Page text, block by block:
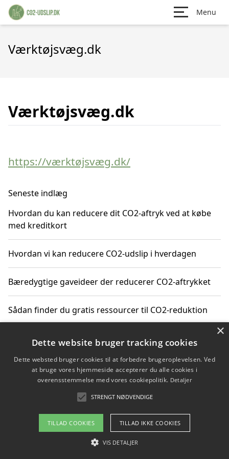
Menu
Værktøjsvæg.dk
Værktøjsvæg.dk
https://værktøjsvæg.dk/
Seneste indlæg
Hvordan du kan reducere dit CO2-aftryk ved at købe
med kreditkort
Hvordan vi kan reducere CO2-udslip i hverdagen
Bæredygtige gaveideer der reducerer CO2-aftrykket
Sådan finder du gratis ressourcer til CO2-reduktion
Hvordan gadgets til hjemmet kan reducere CO2-udslip
Copyright 2026 - Pilanto Aps
Om / kontakt
Blog Betingelser
×
Dette website bruger tracking cookies
Dette websted bruger cookies til at forbedre brugeroplevelsen. Ved
at bruge vores hjemmeside accepterer du alle cookies i
overensstemmelse med vores cookiepolitik. Detaljer
STRENGT NØDVENDIGE
TILLAD COOKIES TILLAD IKKE COOKIES
VIS DETALJER